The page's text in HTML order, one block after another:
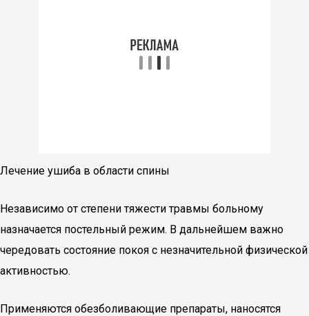
Лечение ушиба в области спины
Независимо от степени тяжести травмы больному
назначается постельный режим. В дальнейшем важно
чередовать состояние покоя с незначительной физической
активностью.
Применяются обезболивающие препараты, наносятся